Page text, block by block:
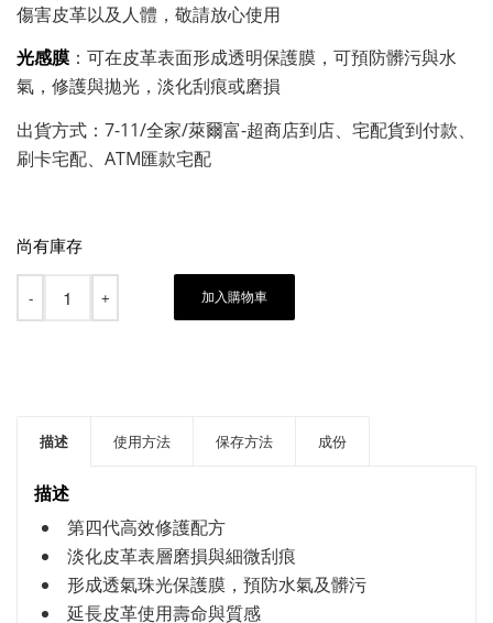
傷害皮革以及人體，敬請放心使用
光感膜 ：可在皮革表面形成透明保護膜，可預防髒污與水
氣，修護與拋光，淡化刮痕或磨損
出貨方式：7-11/全家/萊爾富-超商店到店、宅配貨到付款、
刷卡宅配、ATM匯款宅配
尚有庫存
加入購物車
描述 使用方法 保存方法 成份
描述
第四代高效修護配方
淡化皮革表層磨損與細微刮痕
形成透氣珠光保護膜，預防水氣及髒污
延長皮革使用壽命與質感